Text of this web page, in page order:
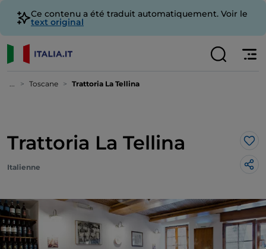
Ce contenu a été traduit automatiquement. Voir le
text original
... Toscane Trattoria La Tellina
Trattoria La Tellina
Italienne